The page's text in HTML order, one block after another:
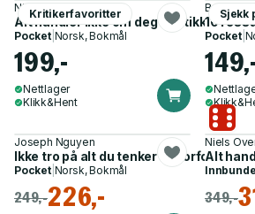
Kritikerfavoritter
Niels Overgaard
Alt handler ikke om deg - antikke
Pocket| Norsk, Bokmål
199,-
Nettlager
Klikk&Hent
Sjekk
Brianna
101
Pocket|
Joseph Nguyen
Ikke tro på alt du tenker - hvorfor
Pocket| Norsk, Bokmål
249,-226,-
Niels
Alt
349,-